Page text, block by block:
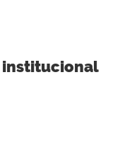
institucional